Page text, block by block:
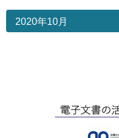
2020年10月